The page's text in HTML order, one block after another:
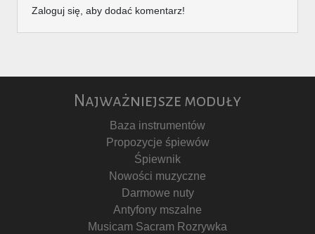
Zaloguj się, aby dodać komentarz!
Najważniejsze moduły
Baza instrumentów
Propozycje śpiewów
Śpiewnik
Nowości muzyczne
Darmowe nuty
Antyfony mszalne
Musicam Sacram Rozrywka